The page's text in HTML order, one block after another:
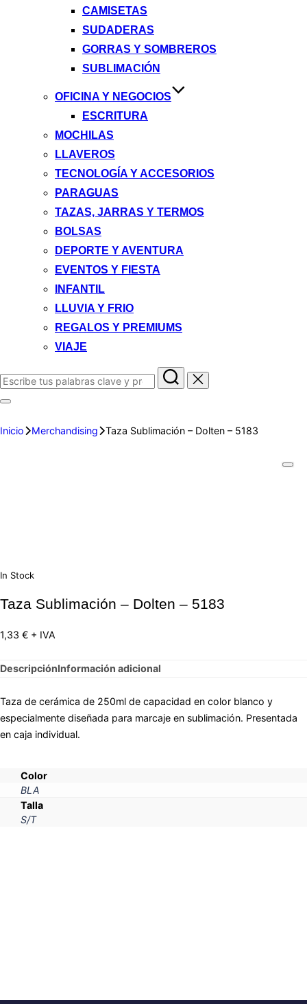
CAMISETAS
SUDADERAS
GORRAS Y SOMBREROS
SUBLIMACIÓN
OFICINA Y NEGOCIOS
ESCRITURA
MOCHILAS
LLAVEROS
TECNOLOGÍA Y ACCESORIOS
PARAGUAS
TAZAS, JARRAS Y TERMOS
BOLSAS
DEPORTE Y AVENTURA
EVENTOS Y FIESTA
INFANTIL
LLUVIA Y FRIO
REGALOS Y PREMIUMS
VIAJE
Inicio Merchandising Taza Sublimación – Dolten – 5183
In Stock
Taza Sublimación – Dolten – 5183
1,33 € + IVA
DescripciónInformación adicional
Taza de cerámica de 250ml de capacidad en color blanco y
especialmente diseñada para marcaje en sublimación. Presentada
en caja individual.
Color
BLA
Talla
S/T